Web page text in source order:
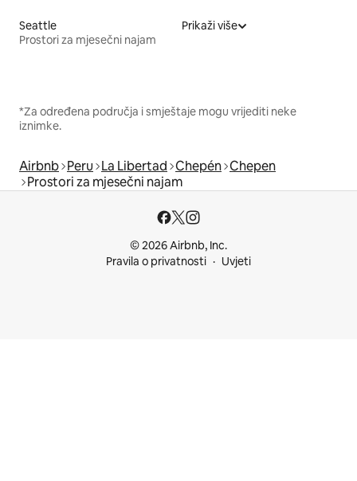
Seattle
Prostori za mjesečni najam
Prikaži više
*Za određena područja i smještaje mogu vrijediti neke
iznimke.
Airbnb Peru La Libertad Chepén Chepen
Prostori za mjesečni najam
© 2026 Airbnb, Inc.
Pravila o privatnosti
Uvjeti